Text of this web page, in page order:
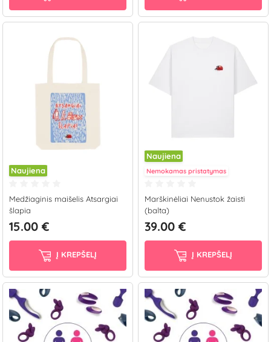
Naujiena
Medžiaginis maišelis Atsargiai
šlapia
15.00 €
Į KREPŠELĮ
Naujiena
Nemokamas pristatymas
Marškinėliai Nenustok žaisti
(balta)
39.00 €
Į KREPŠELĮ